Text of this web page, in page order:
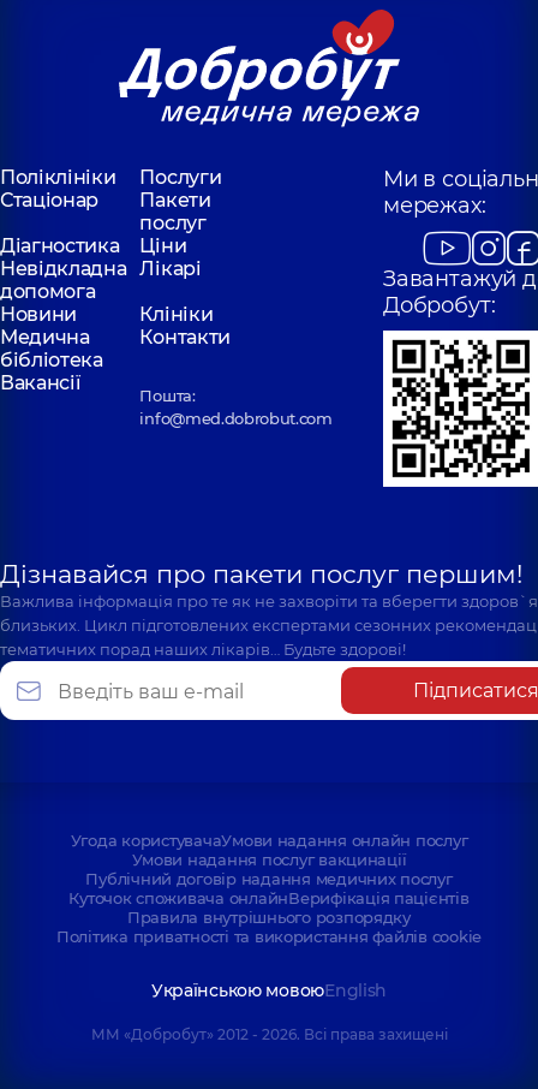
Поліклініки
Послуги
Стаціонар
Пакети
послуг
Діагностика
Ціни
Невідкладна
допомога
Лікарі
Новини
Клініки
Медична
бібліотека
Контакти
Вакансії
Пошта:
info@med.dobrobut.com
Ми в
мережах:
Завантажуй
Добробут:
Дізнавайся про пакети послуг першим!
Важлива інформація про те як не захворіти та вберегти
близьких. Цикл підготовлених експертами сезонних
тематичних порад наших лікарів… Будьте здорові!
Підписатися
Угода користувачаУмови надання онлайн послуг
Умови надання послуг вакцинації
Публічний договір надання медичних послуг
Куточок споживача онлайнВерифікація пацієнтів
Правила внутрішнього розпорядку
Політика приватності та використання файлів cookie
Українською мовоюEnglish
ММ «Добробут» 2012 - 2026. Всі права захищені